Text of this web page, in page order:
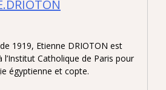
1919, Etienne DRIOTON est
Catholique de Paris pour
égyptienne et copte.